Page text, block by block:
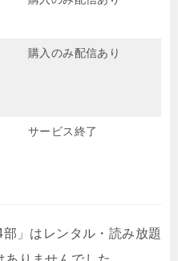
購入のみ配信あり
サービス終了
部」はレンタル・読み放題